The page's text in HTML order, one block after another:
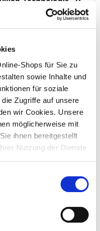
Shops für Sie zu
sowie Inhalte und
für soziale
Zugriffe auf unsere
wir Cookies. Unsere
möglicherweise mit
ihnen bereitgestellt
Nutzung der Dienste
Technologie - B-
Menge